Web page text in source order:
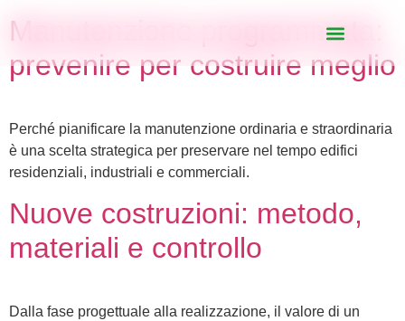
Manutenzione programmata:
prevenire per costruire meglio
Perché pianificare la manutenzione ordinaria e straordinaria
è una scelta strategica per preservare nel tempo edifici
residenziali, industriali e commerciali.
Nuove costruzioni: metodo,
materiali e controllo
Dalla fase progettuale alla realizzazione, il valore di un